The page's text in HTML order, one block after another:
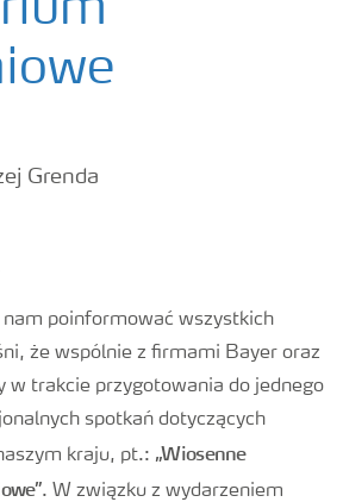
Grenda
nam poinformować wszystkich
że wspólnie z firmami Bayer oraz
w trakcie przygotowania do jednego
spotkań dotyczących
kraju, pt.: „Wiosenne
. W związku z wydarzeniem